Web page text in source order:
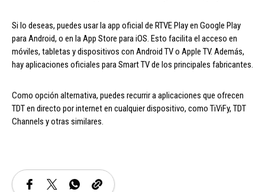
Si lo deseas, puedes usar la app oficial de RTVE Play en Google Play
para Android, o en la App Store para iOS. Esto facilita el acceso en
móviles, tabletas y dispositivos con Android TV o Apple TV. Además,
hay aplicaciones oficiales para Smart TV de los principales fabricantes.
Como opción alternativa, puedes recurrir a aplicaciones que ofrecen
TDT en directo por internet en cualquier dispositivo, como TiViFy, TDT
Channels y otras similares.